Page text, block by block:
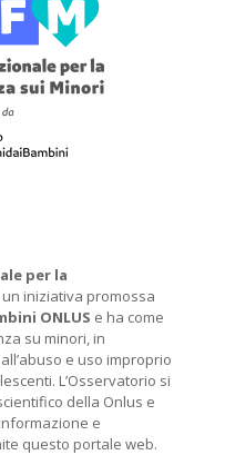
per la
un iniziativa promossa
ONLUS e ha come
su minori, in
e uso improprio
L’Osservatorio si
della Onlus e
e
questo portale web.